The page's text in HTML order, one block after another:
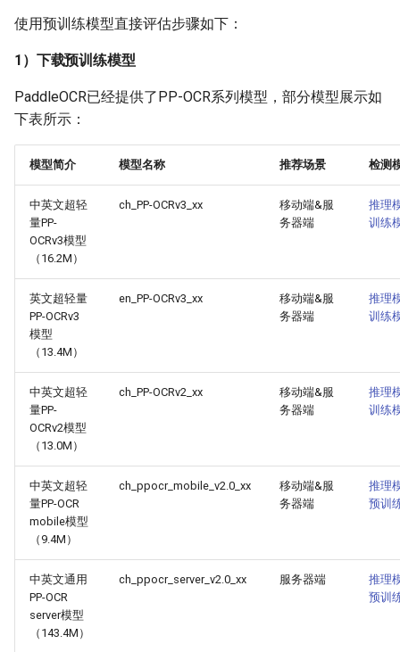
使用预训练模型直接评估步骤如下：
1）下载预训练模型
PaddleOCR已经提供了PP-OCR系列模型，部分模型展示如
下表所示：
模型简介 模型名称 推荐场景 检测
中英文超轻
量PP-
OCRv3模型
（16.2M）
ch_PP-OCRv3_xx
移动端&服
务器端
推理
训练
英文超轻量
PP-OCRv3
模型
（13.4M）
en_PP-OCRv3_xx
移动端&服
务器端
推理
训练
中英文超轻
量PP-
OCRv2模型
（13.0M）
ch_PP-OCRv2_xx
移动端&服
务器端
推理
训练
中英文超轻
量PP-OCR
mobile模型
（9.4M）
ch_ppocr_mobile_v2.0_xx
移动端&服
务器端
推理
预训
中英文通用
PP-OCR
server模型
（143.4M）
ch_ppocr_server_v2.0_xx 服务器端
推理
预训